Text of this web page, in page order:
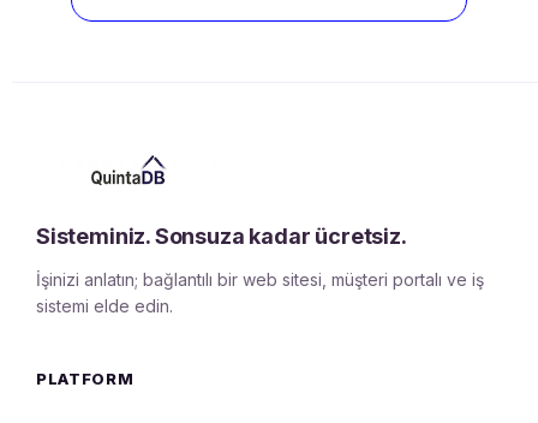
Sisteminiz. Sonsuza kadar ücretsiz.
İşinizi anlatın; bağlantılı bir web sitesi, müşteri portalı ve iş
sistemi elde edin.
PLATFORM